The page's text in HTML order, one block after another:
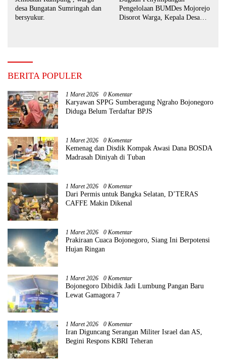
desa Bungatan Sumringah dan
bersyukur.
Pengelolaan BUMDes Mojorejo
Disorot Warga, Kepala Desa
BERITA POPULER
1 Maret 2026 0 Komentar
Karyawan SPPG Sumberagung Ngraho Bojonegoro
Diduga Belum Terdaftar BPJS
1 Maret 2026 0 Komentar
Kemenag dan Disdik Kompak Awasi Dana BOSDA
Madrasah Diniyah di Tuban
1 Maret 2026 0 Komentar
Dari Permis untuk Bangka Selatan, D’TERAS
CAFFE Makin Dikenal
1 Maret 2026 0 Komentar
Prakiraan Cuaca Bojonegoro, Siang Ini Berpotensi
Hujan Ringan
1 Maret 2026 0 Komentar
Bojonegoro Dibidik Jadi Lumbung Pangan Baru
Lewat Gamagora 7
1 Maret 2026 0 Komentar
Iran Diguncang Serangan Militer Israel dan AS,
Begini Respons KBRI Teheran